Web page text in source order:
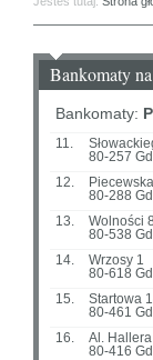
Bankomaty
Bankomaty:
11.
80-257
12.
80-288
13.
Wolności 8
80-538
14.
Wrzosy 1
80-618
15.
Startowa
80-461
16.
Al.
80-416